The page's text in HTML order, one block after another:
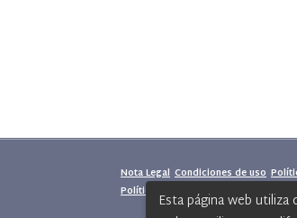
Nota Legal Condiciones de uso
Política de cookies
Esta página web